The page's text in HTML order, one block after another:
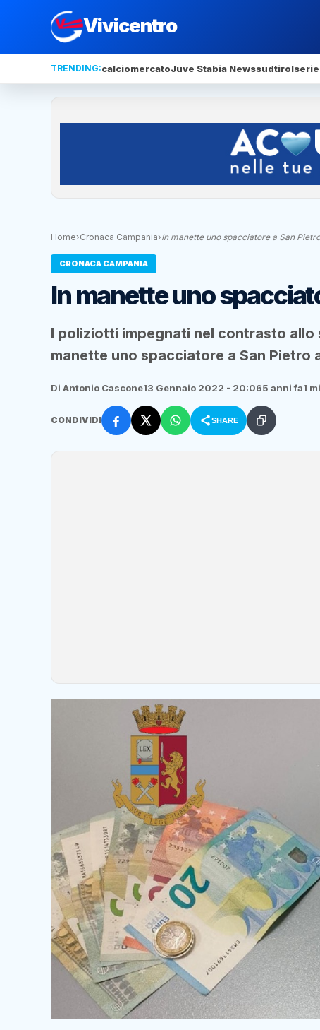
Vivicentro
TRENDING:calciomercatoJuve Stabia Newssudtirolserie
Home›Cronaca Campania›In manette uno spacciatore a San
CRONACA CAMPANIA
In manette uno
I poliziotti impegnati nel contrasto
manette uno spacciatore a San Pietro
Di Antonio Cascone13 Gennaio 2022 - 20:065 anni fa1
CONDIVIDI SHARE